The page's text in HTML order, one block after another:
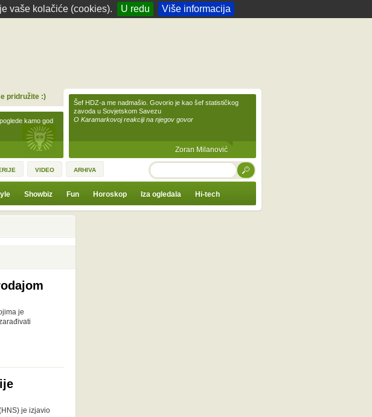
vaše kolačiće (cookies). U redu Više informacija
kamo god
pridružite :)
Šef HDZ-a me nadmašio. Govorio je kao šef statističkog
zavoda u Sovjetskom Savezu
O Karamarkovoj reakciji na njegov govor
Zoran Milanović
VIDEO ARHIVA TRAŽI
Showbiz Fun Horoskop Iza ogledala Hi-tech
je
je izjavio